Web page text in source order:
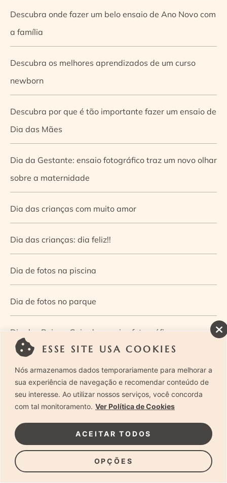
ESSE SITE USA COOKIES
Nós armazenamos dados temporariamente para melhorar a
sua experiência de navegação e recomendar conteúdo de
seu interesse. Ao utilizar nossos serviços, você concorda
com tal monitoramento. Ver Política de Cookies
OPÇÕES
ACEITAR TODOS
Descubra onde fazer um belo ensaio de Ano Novo com
a família
Descubra os melhores aprendizados de um curso
newborn
Descubra por que é tão importante fazer um ensaio de
Dia das Mães
Dia da Gestante: ensaio fotográfico traz um novo olhar
sobre a maternidade
Dia das crianças com muito amor
Dia das crianças: dia feliz!!
Dia de fotos na piscina
Dia de fotos no parque
Dia dos Pais — Guia de ensaios fotográficos
construir a memória e a identidade da criança
Diário de uma grávida e sua pequena
Dica de especialista: como otimizar o fluxo de trabalho
no ensaio newborn?